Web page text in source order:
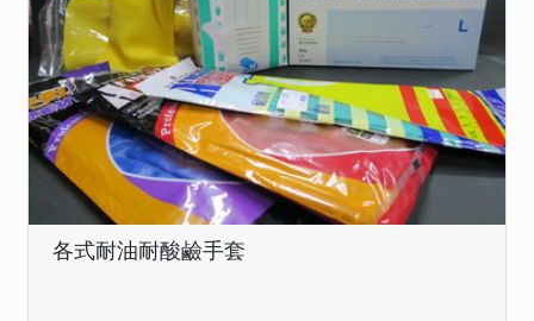
各式耐油耐酸鹼手套